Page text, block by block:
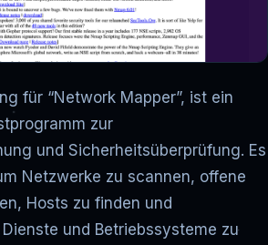
für “Network Mapper”, ist ein
zur
und Sicherheitsüberprüfung. Es
Netzwerke zu scannen, offene
Hosts zu finden und
und Betriebssysteme zu